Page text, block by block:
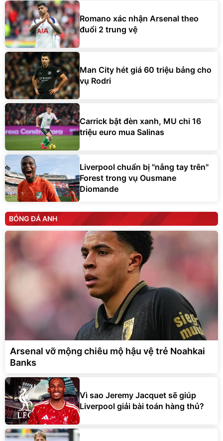
Romano xác nhận Arsenal theo
đuổi 2 trung vệ
Man City hét giá 60 triệu bảng cho
vụ Rodri
Carrick bật đèn xanh, MU chi 16
triệu euro mua Salinas
Liverpool chuẩn bị "nẫng tay trên"
Forest trong vụ Ousmane
Diomande
BÓNG ĐÁ ANH
Arsenal vỡ mộng chiêu mộ hậu vệ trẻ Noahkai
Banks
Vì sao Jeremy Jacquet sẽ giúp
Liverpool giải bài toán hàng thủ?